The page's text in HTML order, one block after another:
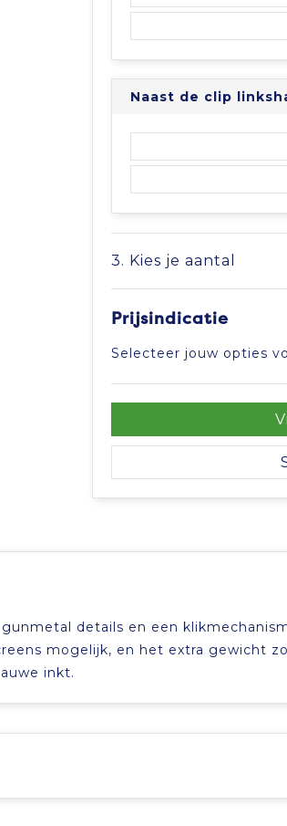
Naast de clip
3. Kies je aantal
Prijsindicatie
Selecteer jouw opties
details en een
mogelijk, en het extra gewicht
inkt.